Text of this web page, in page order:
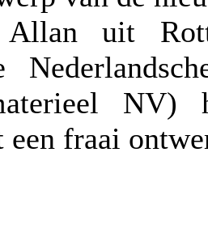
uit
een fraai